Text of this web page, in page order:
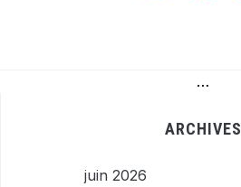
…
ARCHIVES
juin 2026